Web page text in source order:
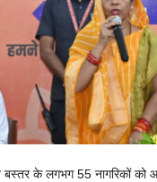
बस्तर के लगभग 55 नागरिकों को